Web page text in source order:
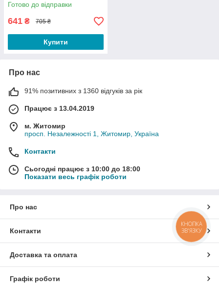
Готово до відправки
641 ₴ 705 ₴
Купити
Про нас
91% позитивних з 1360 відгуків за рік
Працює з 13.04.2019
м. Житомир
просп. Незалежності 1, Житомир, Україна
Контакти
Сьогодні працює з 10:00 до 18:00
Показати весь графік роботи
Про нас
Контакти
Доставка та оплата
Графік роботи
КНОПКА
ЗВ'ЯЗКУ